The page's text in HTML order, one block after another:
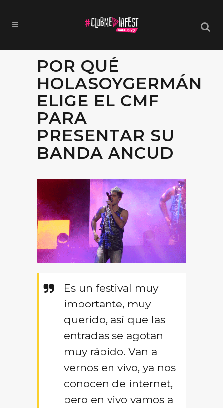
POR QUÉ
HOLASOYGERMÁN
ELIGE EL CMF
PARA
PRESENTAR SU
BANDA ANCUD
Es un festival muy
importante, muy
querido, así que las
entradas se agotan
muy rápido. Van a
vernos en vivo, ya nos
conocen de internet,
pero en vivo vamos a